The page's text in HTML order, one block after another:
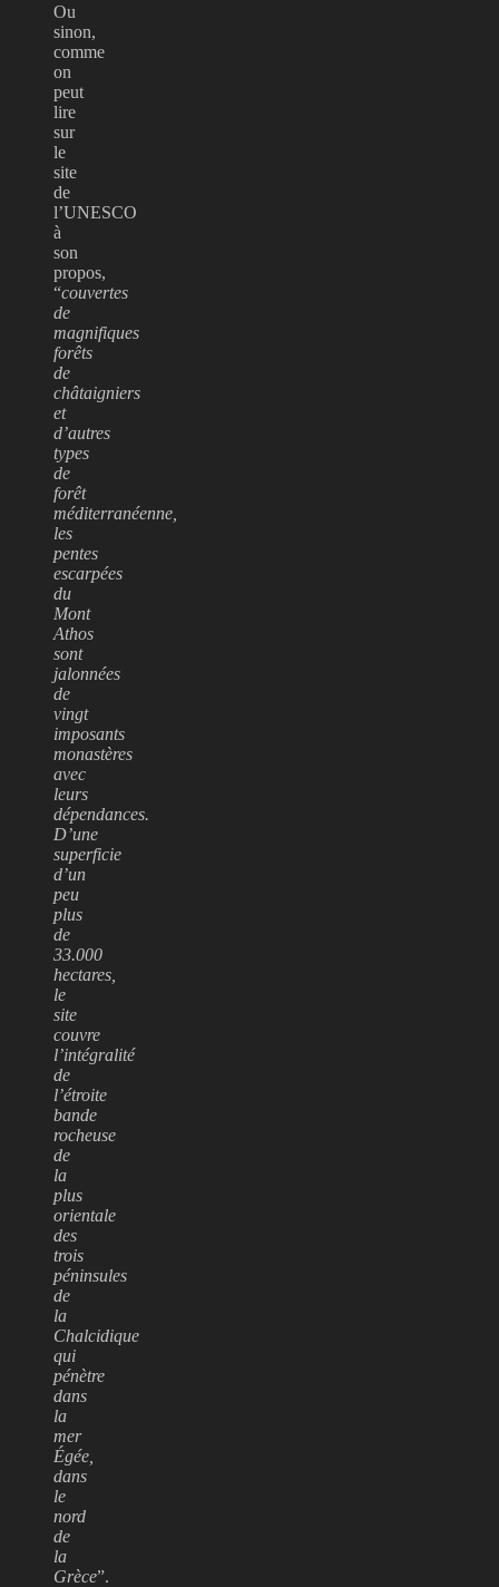
Ou
sinon,
comme
on
peut
lire
sur
le
site
de
l’UNESCO
à
son
propos,
“couvertes
de
magnifiques
forêts
de
châtaigniers
et
d’autres
types
de
forêt
méditerranéenne,
les
pentes
escarpées
du
Mont
Athos
sont
jalonnées
de
vingt
imposants
monastères
avec
leurs
dépendances.
D’une
superficie
d’un
peu
plus
de
33.000
hectares,
le
site
couvre
l’intégralité
de
l’étroite
bande
rocheuse
de
la
plus
orientale
des
trois
péninsules
de
la
Chalcidique
qui
pénètre
dans
la
mer
Égée,
dans
le
nord
de
la
Grèce”.